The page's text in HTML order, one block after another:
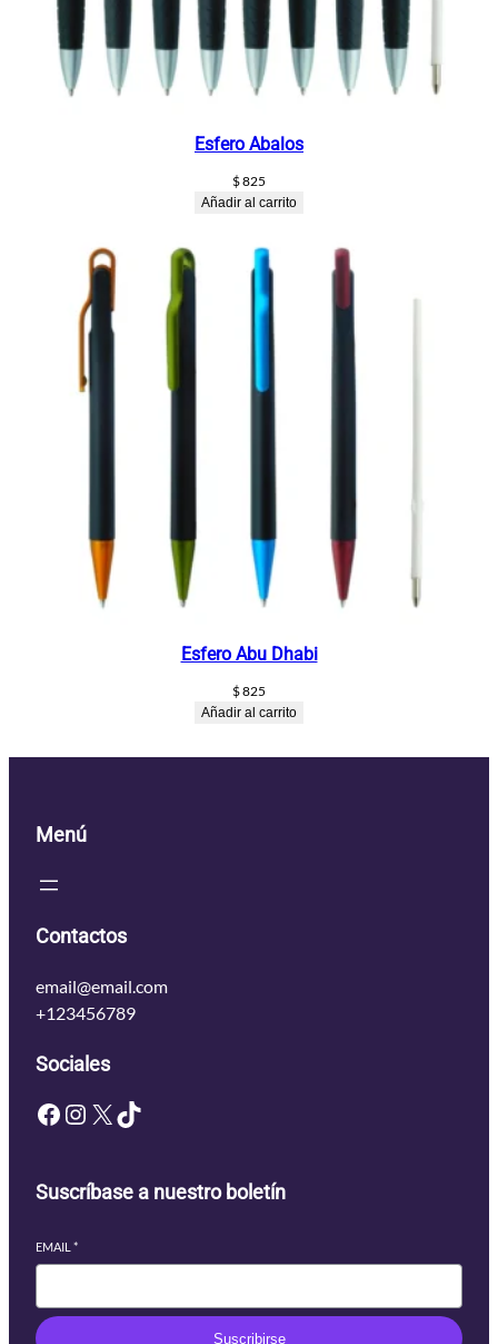
Esfero Abalos
$825
Añadir al carrito
Esfero Abu Dhabi
$825
Añadir al carrito
Menú
Contactos
email@email.com
+123456789
Sociales
Facebook Instagram X TikTok
Suscríbase a nuestro boletín
EMAIL *
Suscribirse